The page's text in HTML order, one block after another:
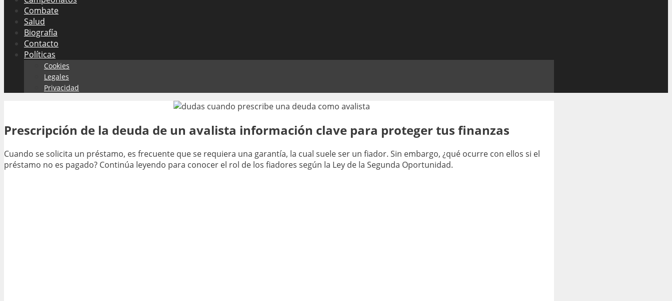
Combate
Salud
Biografía
Contacto
Políticas
Cookies
Legales
Privacidad
Prescripción de la deuda de un avalista información clave para proteger tus finanzas
Cuando se solicita un préstamo, es frecuente que se requiera una garantía, la cual suele ser un fiador. Sin embargo, ¿qué ocurre con ellos si el
préstamo no es pagado? Continúa leyendo para conocer el rol de los fiadores según la Ley de la Segunda Oportunidad.